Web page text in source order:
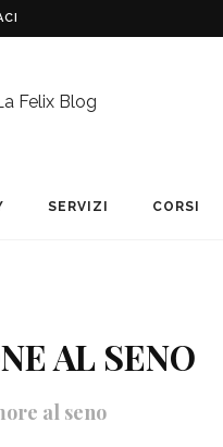
SERVIZI CORSI
AL SENO
al seno